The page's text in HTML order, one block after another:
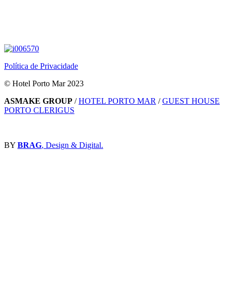
Política de Privacidade
© Hotel Porto Mar 2023
ASMAKE GROUP /HOTEL PORTO MAR /GUEST HOUSE
PORTO CLERIGUS
BY BRAG, Design & Digital.